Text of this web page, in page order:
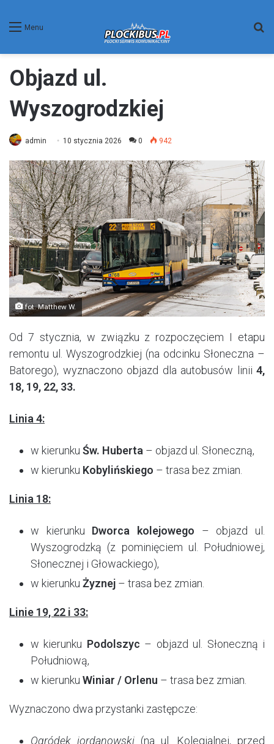
Menu
Objazd ul.
Wyszogrodzkiej
admin 10 stycznia 2026 0 942
fot. Matthew W.
Od 7 stycznia, w związku z rozpoczęciem I etapu
remontu ul. Wyszogrodzkiej (na odcinku Słoneczna –
Batorego), wyznaczono objazd dla autobusów linii 4,
18, 19, 22, 33.
Linia 4:
w kierunku Św. Huberta – objazd ul. Słoneczną,
w kierunku Kobylińskiego – trasa bez zmian.
Linia 18:
w kierunku Dworca kolejowego – objazd ul.
Wyszogrodzką (z pominięciem ul. Południowej,
Słonecznej i Głowackiego),
w kierunku Żyznej – trasa bez zmian.
Linie 19, 22 i 33:
w kierunku Podolszyc – objazd ul. Słoneczną i
Południową,
w kierunku Winiar / Orlenu – trasa bez zmian.
Wyznaczono dwa przystanki zastępcze:
Ogródek jordanowski (na ul. Kolegialnej, przed